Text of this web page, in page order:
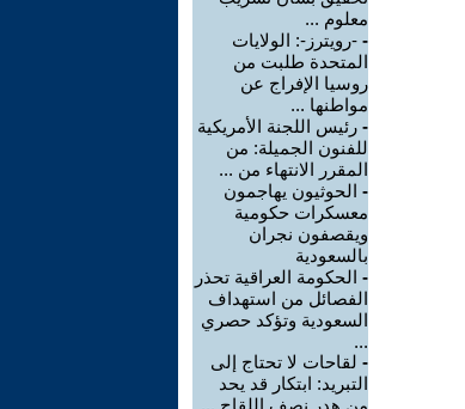
معلوم ...
- -رويترز-: الولايات
المتحدة طلبت من
روسيا الإفراج عن
مواطنها ...
- رئيس اللجنة الأمريكية
للفنون الجميلة: من
المقرر الانتهاء من ...
- الحوثيون يهاجمون
معسكرات حكومية
ويقصفون نجران
بالسعودية
- الحكومة العراقية تحذر
الفصائل من استهداف
السعودية وتؤكد حصري
...
- لقاحات لا تحتاج إلى
التبريد: ابتكار قد يحد
من هدر نصف اللقاح ...